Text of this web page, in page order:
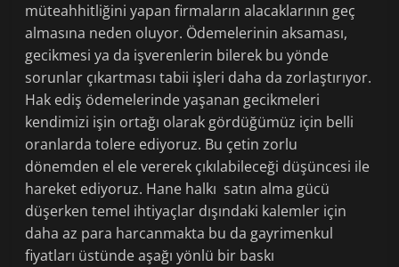
müteahhitliğini yapan firmaların alacaklarının geç
almasına neden oluyor. Ödemelerinin aksaması,
gecikmesi ya da işverenlerin bilerek bu yönde
sorunlar çıkartması tabii işleri daha da zorlaştırıyor.
Hak ediş ödemelerinde yaşanan gecikmeleri
kendimizi işin ortağı olarak gördüğümüz için belli
oranlarda tolere ediyoruz. Bu çetin zorlu
dönemden el ele vererek çıkılabileceği düşüncesi ile
hareket ediyoruz. Hane halkı satın alma gücü
düşerken temel ihtiyaçlar dışındaki kalemler için
daha az para harcanmakta bu da gayrimenkul
fiyatları üstünde aşağı yönlü bir baskı